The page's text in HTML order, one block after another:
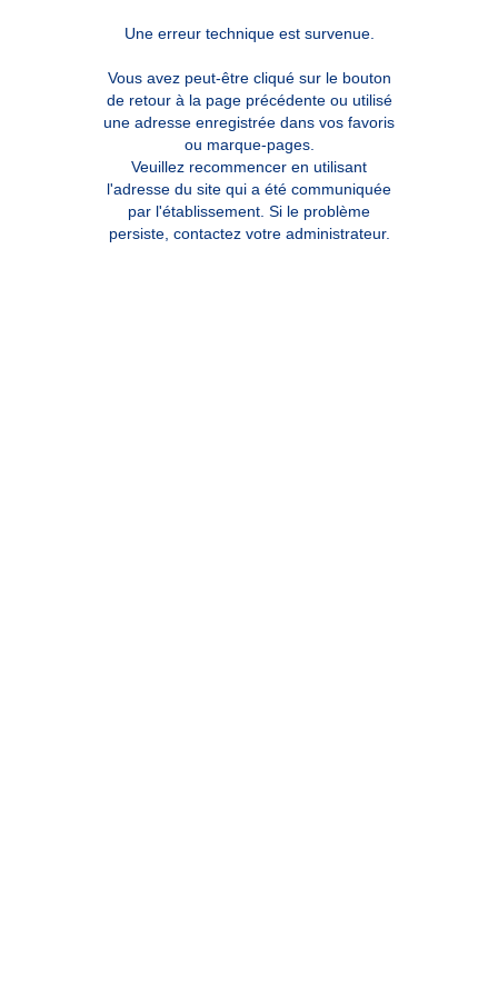
Une erreur technique est survenue.
Vous avez peut-être cliqué sur le bouton
de retour à la page précédente ou utilisé
une adresse enregistrée dans vos favoris
ou marque-pages.
Veuillez recommencer en utilisant
l'adresse du site qui a été communiquée
par l'établissement. Si le problème
persiste, contactez votre administrateur.